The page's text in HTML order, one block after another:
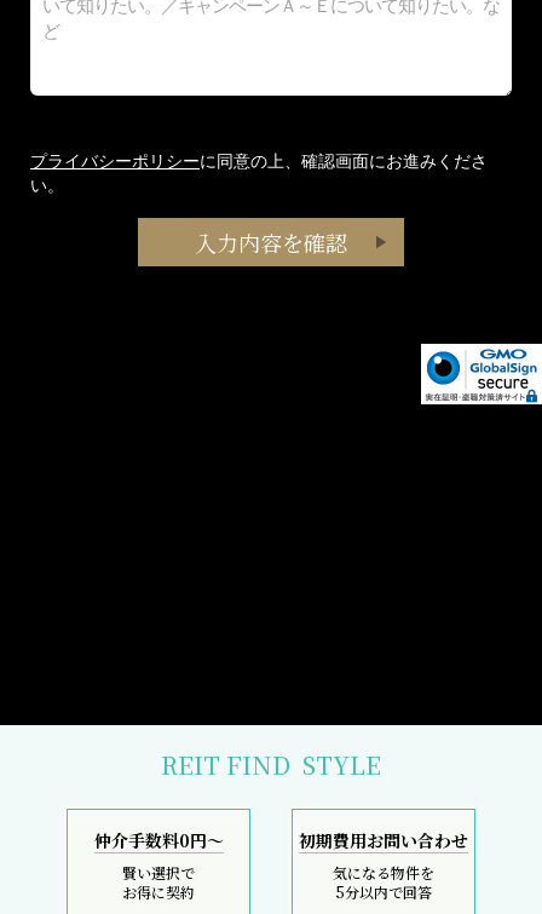
プライバシーポリシーに同意の上、確認画面にお進みくださ
い。
REIT FIND STYLE
仲介手数料0円～
賢い選択で
お得に契約
初期費用お問い合わせ
気になる物件を
5分以内で回答